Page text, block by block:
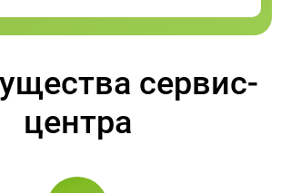
сервис-
центра